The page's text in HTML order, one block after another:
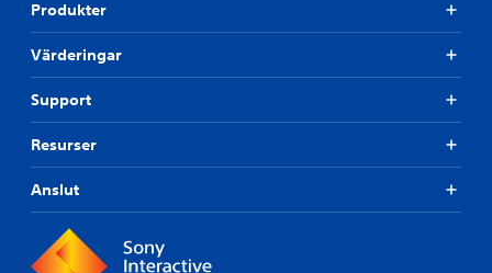
Produkter
Värderingar
Support
Resurser
Anslut